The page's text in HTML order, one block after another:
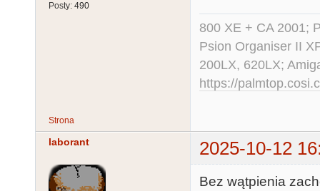
Posty: 490
800 XE + CA 2001;
Psion Organiser II
200LX, 620LX;
https://
Strona
laborant 2025-10-12
Bez wątpienia